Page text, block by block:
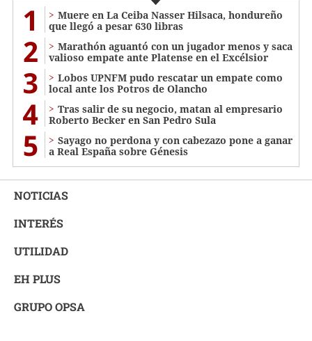
1
Muere en La Ceiba Nasser Hilsaca, hondureño
que llegó a pesar 630 libras
2
Marathón aguantó con un jugador menos y saca
valioso empate ante Platense en el Excélsior
3
Lobos UPNFM pudo rescatar un empate como
local ante los Potros de Olancho
4
Tras salir de su negocio, matan al empresario
Roberto Becker en San Pedro Sula
5
Sayago no perdona y con cabezazo pone a ganar
a Real España sobre Génesis
NOTICIAS
INTERÉS
UTILIDAD
EH PLUS
GRUPO OPSA